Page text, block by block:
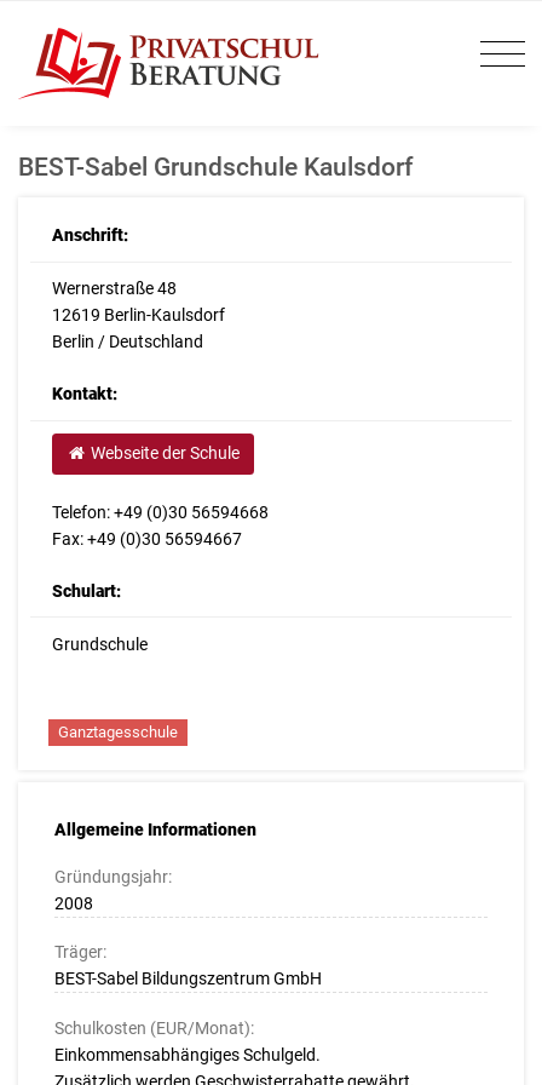
BEST-Sabel Grundschule Kaulsdorf
Anschrift:
Wernerstraße 48
12619 Berlin-Kaulsdorf
Berlin / Deutschland
Kontakt:
Webseite der Schule
Telefon: +49 (0)30 56594668
Fax: +49 (0)30 56594667
Schulart:
Grundschule
Ganztagesschule
Allgemeine Informationen
Gründungsjahr:
2008
Träger:
BEST-Sabel Bildungszentrum GmbH
Schulkosten (EUR/Monat):
Einkommensabhängiges Schulgeld.
Zusätzlich werden Geschwisterrabatte gewährt.